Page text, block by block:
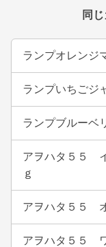
同
ランプオレンジ
ランプいちごジ
ランプブルーベ
アヲハタ５５
ｇ
アヲハタ５５
アヲハタ５５